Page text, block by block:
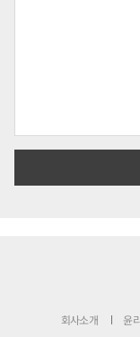
회사소개 윤